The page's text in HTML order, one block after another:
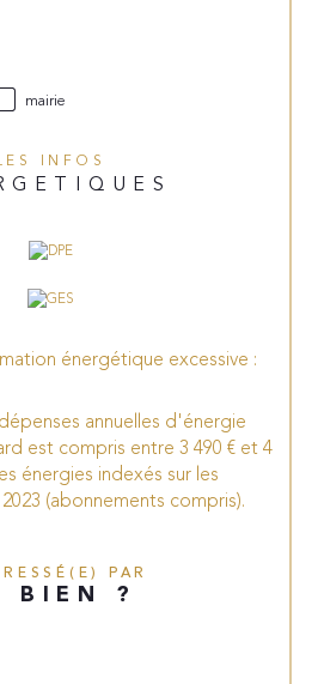
mairie
LES INFOS
énergétique excessive :
annuelles d'énergie
est compris entre 3 490 € et 4
énergies indexés sur les
(abonnements compris).
PAR
BIEN ?